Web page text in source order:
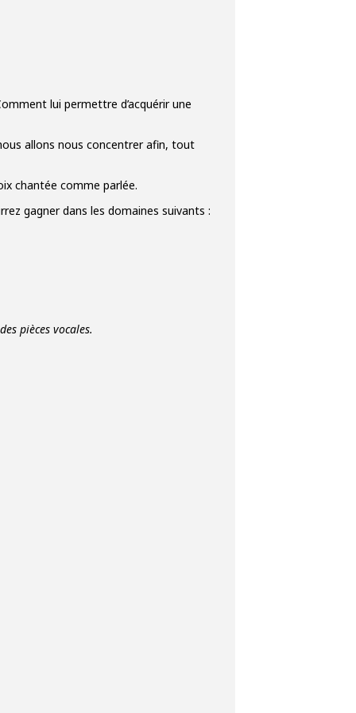
lui permettre d’acquérir une
allons nous concentrer afin, tout
chantée comme parlée.
gagner dans les domaines suivants :
pièces vocales.